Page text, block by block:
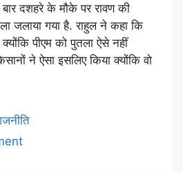
दशहरे के मौके पर रावण की
जलाया गया है. राहुल ने कहा कि
पीएम को पुतला ऐसे नहीं
ने ऐसा इसलिए किया क्योंकि वो